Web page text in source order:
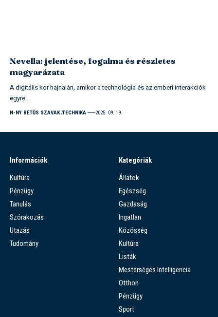
Nevella: jelentése, fogalma és részletes
magyarázata
A digitális kor hajnalán, amikor a technológia és az emberi interakciók
egyre…
N-NY BETŰS SZAVAK TECHNIKA 2025. 09. 19.
Információk
Kultúra
Pénzügy
Tanulás
Szórakozás
Utazás
Tudomány
Kategóriák
Állatok
Egészség
Gazdaság
Ingatlan
Közösség
Kultúra
Listák
Mesterséges Intelligencia
Otthon
Pénzügy
Sport